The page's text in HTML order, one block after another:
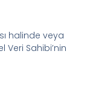
halinde veya
Veri Sahibi’nin